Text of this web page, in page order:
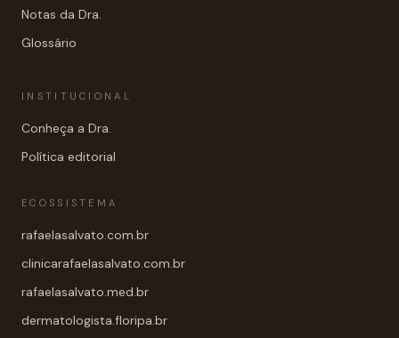
Notas da Dra.
Glossário
INSTITUCIONAL
Conheça a Dra.
Política editorial
ECOSSISTEMA
rafaelasalvato.com.br
clinicarafaelasalvato.com.br
rafaelasalvato.med.br
dermatologista.floripa.br